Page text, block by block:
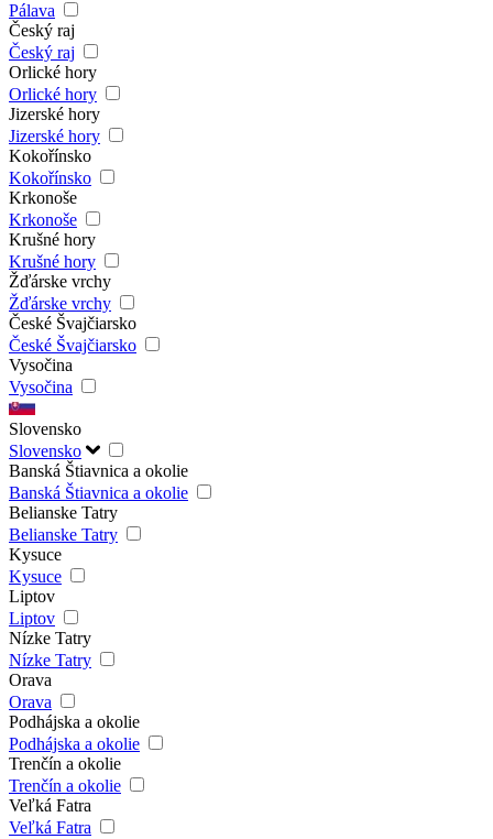
Pálava
Český raj
Český raj
Orlické hory
Orlické hory
Jizerské hory
Jizerské hory
Kokořínsko
Kokořínsko
Krkonoše
Krkonoše
Krušné hory
Krušné hory
Žďárske vrchy
Žďárske vrchy
České Švajčiarsko
České Švajčiarsko
Vysočina
Vysočina
Slovensko
Slovensko
Banská Štiavnica a okolie
Banská Štiavnica a okolie
Belianske Tatry
Belianske Tatry
Kysuce
Kysuce
Liptov
Liptov
Nízke Tatry
Nízke Tatry
Orava
Orava
Podhájska a okolie
Podhájska a okolie
Trenčín a okolie
Trenčín a okolie
Veľká Fatra
Veľká Fatra